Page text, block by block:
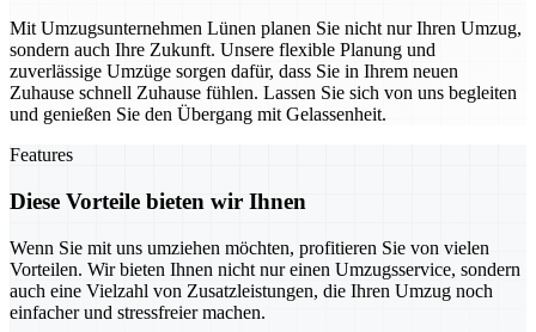
Mit Umzugsunternehmen Lünen planen Sie nicht nur Ihren Umzug,
sondern auch Ihre Zukunft. Unsere flexible Planung und
zuverlässige Umzüge sorgen dafür, dass Sie in Ihrem neuen
Zuhause schnell Zuhause fühlen. Lassen Sie sich von uns begleiten
und genießen Sie den Übergang mit Gelassenheit.
Features
Diese Vorteile bieten wir Ihnen
Wenn Sie mit uns umziehen möchten, profitieren Sie von vielen
Vorteilen. Wir bieten Ihnen nicht nur einen Umzugsservice, sondern
auch eine Vielzahl von Zusatzleistungen, die Ihren Umzug noch
einfacher und stressfreier machen.